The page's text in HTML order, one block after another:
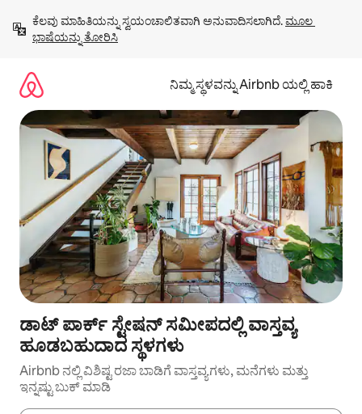
ಹೋಗಿ
ಕೆಲವು ಮಾಹಿತಿಯನ್ನು ಸ್ವಯಂಚಾಲಿತವಾಗಿ ಅನುವಾದಿಸಲಾಗಿದೆ. ಮೂಲ
ಭಾಷೆಯನ್ನು ತೋರಿಸಿ
ನಿಮ್ಮ ಸ್ಥಳವನ್ನು Airbnb ಯಲ್ಲಿ ಹಾಕಿ
ಡಾಟ್ ಪಾರ್ಕ್ ಸ್ಟೇಷನ್ ಸಮೀಪದಲ್ಲಿ ವಾಸ್ತವ್ಯ
ಹೂಡಬಹುದಾದ ಸ್ಥಳಗಳು
Airbnb ನಲ್ಲಿ ವಿಶಿಷ್ಟ ರಜಾ ಬಾಡಿಗೆ ವಾಸ್ತವ್ಯಗಳು, ಮನೆಗಳು ಮತ್ತು
ಇನ್ನಷ್ಟು ಬುಕ್ ಮಾಡಿ